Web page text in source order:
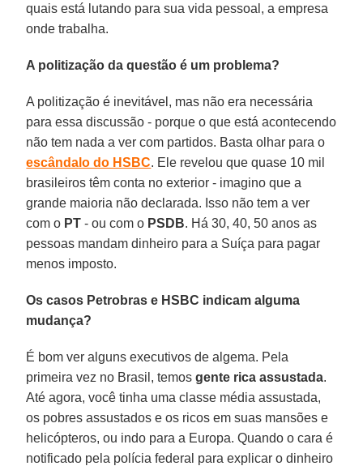
quais está lutando para sua vida pessoal, a empresa
onde trabalha.
A politização da questão é um problema?
A politização é inevitável, mas não era necessária
para essa discussão - porque o que está acontecendo
não tem nada a ver com partidos. Basta olhar para o
escândalo do HSBC. Ele revelou que quase 10 mil
brasileiros têm conta no exterior - imagino que a
grande maioria não declarada. Isso não tem a ver
com o PT - ou com o PSDB. Há 30, 40, 50 anos as
pessoas mandam dinheiro para a Suíça para pagar
menos imposto.
Os casos Petrobras e HSBC indicam alguma
mudança?
É bom ver alguns executivos de algema. Pela
primeira vez no Brasil, temosgente rica assustada.
Até agora, você tinha uma classe média assustada,
os pobres assustados e os ricos em suas mansões e
helicópteros, ou indo para a Europa. Quando o cara é
notificado pela polícia federal para explicar o dinheiro